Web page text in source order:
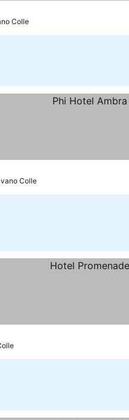
Colle
Colle